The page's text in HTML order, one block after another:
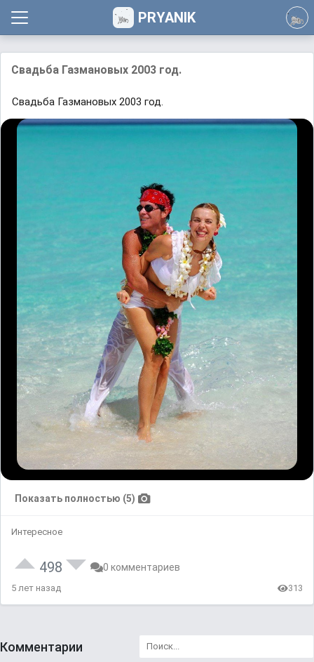
PRYANIK
Свадьба Газмановых 2003 год.
Свадьба Газмановых 2003 год.
Показать полностью (5)
Интересное
498 0 комментариев
5 лет назад 313
Комментарии